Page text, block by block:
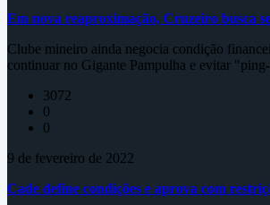
Em nova reaproximação, Cruzeiro busca
Clube mineiro ainda negocia condição
continuar no Gigante Pampulha e evitar
3072
0
0
9 de fevereiro de 2022
Cade define condições e aprova com